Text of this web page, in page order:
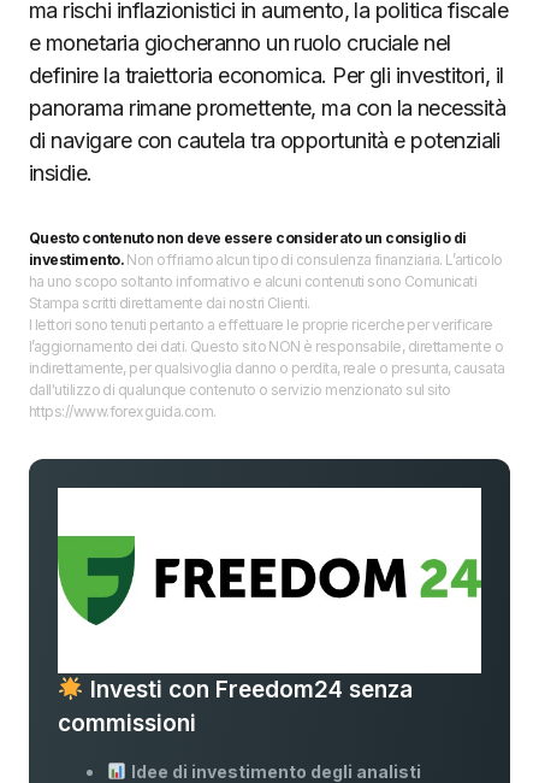
ma rischi inflazionistici in aumento, la politica fiscale
e monetaria giocheranno un ruolo cruciale nel
definire la traiettoria economica. Per gli investitori, il
panorama rimane promettente, ma con la necessità
di navigare con cautela tra opportunità e potenziali
insidie.
Questo contenuto non deve essere considerato un consiglio di
investimento.Non offriamo alcun tipo di consulenza finanziaria. L’articolo
ha uno scopo soltanto informativo e alcuni contenuti sono Comunicati
Stampa scritti direttamente dai nostri Clienti.
I lettori sono tenuti pertanto a effettuare le proprie ricerche per verificare
l’aggiornamento dei dati. Questo sito NON è responsabile, direttamente o
indirettamente, per qualsivoglia danno o perdita, reale o presunta, causata
dall'utilizzo di qualunque contenuto o servizio menzionato sul sito
https://www.forexguida.com.
Investi con Freedom24 senza
commissioni
Idee di investimento degli analisti